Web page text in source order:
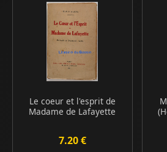
Le coeur et l'esprit de
Madame de Lafayette
7.20 €